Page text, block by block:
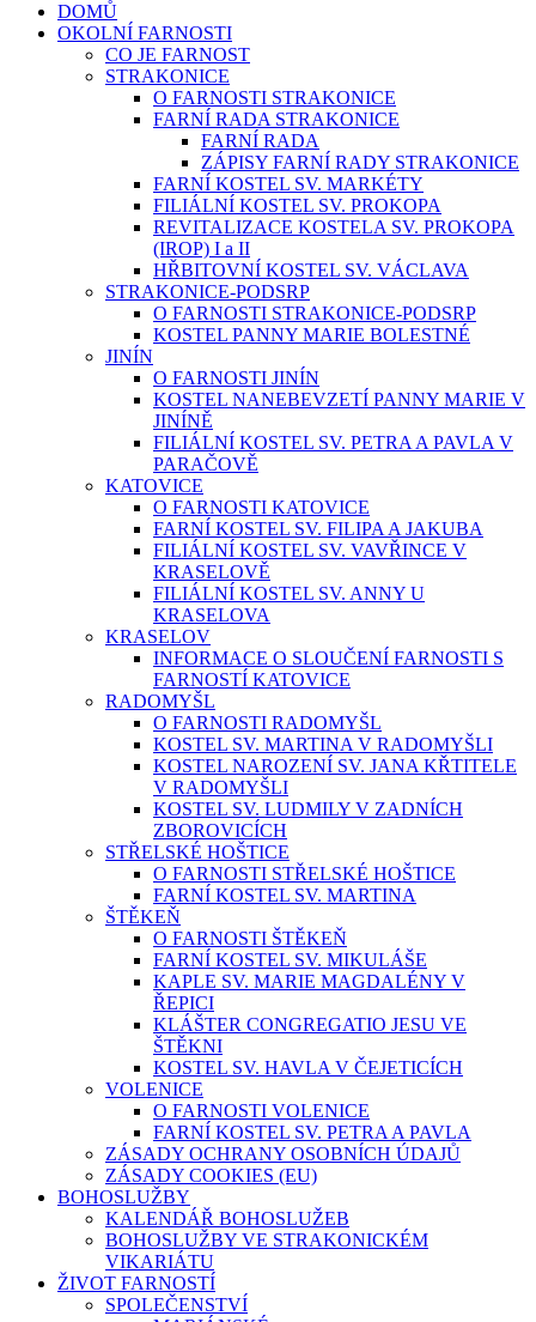
DOMŮ
OKOLNÍ FARNOSTI
CO JE FARNOST
STRAKONICE
O FARNOSTI STRAKONICE
FARNÍ RADA STRAKONICE
FARNÍ RADA
ZÁPISY FARNÍ RADY STRAKONICE
FARNÍ KOSTEL SV. MARKÉTY
FILIÁLNÍ KOSTEL SV. PROKOPA
REVITALIZACE KOSTELA SV. PROKOPA
(IROP) I a II
HŘBITOVNÍ KOSTEL SV. VÁCLAVA
STRAKONICE-PODSRP
O FARNOSTI STRAKONICE-PODSRP
KOSTEL PANNY MARIE BOLESTNÉ
JINÍN
O FARNOSTI JINÍN
KOSTEL NANEBEVZETÍ PANNY MARIE V
JINÍNĚ
FILIÁLNÍ KOSTEL SV. PETRA A PAVLA V
PARAČOVĚ
KATOVICE
O FARNOSTI KATOVICE
FARNÍ KOSTEL SV. FILIPA A JAKUBA
FILIÁLNÍ KOSTEL SV. VAVŘINCE V
KRASELOVĚ
FILIÁLNÍ KOSTEL SV. ANNY U
KRASELOVA
KRASELOV
INFORMACE O SLOUČENÍ FARNOSTI S
FARNOSTÍ KATOVICE
RADOMYŠL
O FARNOSTI RADOMYŠL
KOSTEL SV. MARTINA V RADOMYŠLI
KOSTEL NAROZENÍ SV. JANA KŘTITELE
V RADOMYŠLI
KOSTEL SV. LUDMILY V ZADNÍCH
ZBOROVICÍCH
STŘELSKÉ HOŠTICE
O FARNOSTI STŘELSKÉ HOŠTICE
FARNÍ KOSTEL SV. MARTINA
ŠTĚKEŇ
O FARNOSTI ŠTĚKEŇ
FARNÍ KOSTEL SV. MIKULÁŠE
KAPLE SV. MARIE MAGDALÉNY V
ŘEPICI
KLÁŠTER CONGREGATIO JESU VE
ŠTĚKNI
KOSTEL SV. HAVLA V ČEJETICÍCH
VOLENICE
O FARNOSTI VOLENICE
FARNÍ KOSTEL SV. PETRA A PAVLA
ZÁSADY OCHRANY OSOBNÍCH ÚDAJŮ
ZÁSADY COOKIES (EU)
BOHOSLUŽBY
KALENDÁŘ BOHOSLUŽEB
BOHOSLUŽBY VE STRAKONICKÉM
VIKARIÁTU
ŽIVOT FARNOSTÍ
SPOLEČENSTVÍ